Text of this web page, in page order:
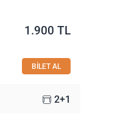
1.900 TL
BİLET AL
2+1